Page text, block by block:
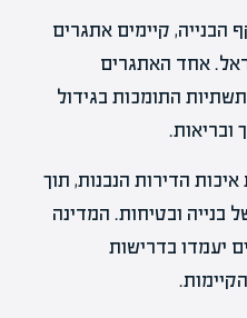
הבנייה, קיימים אתגרים
אחד האתגרים
התומכות בגידול
ובריאות.
הדירות הנבנות, תוך
ובטיחות. המדינה
יעמדו בדרישות